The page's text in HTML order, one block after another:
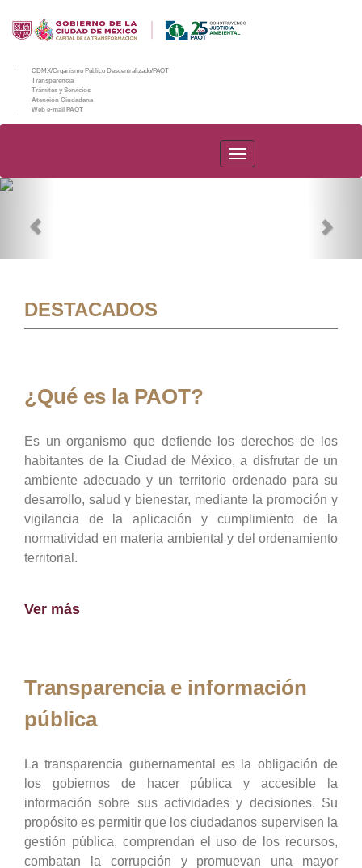
CDMX/Organismo Público Descentralizado/PAOT
Transparencia
Trámites y Servicios
Atención Ciudadana
Web e-mail PAOT
PAOT
DESTACADOS
¿Qué es la PAOT?
Es un organismo que defiende los derechos de los
habitantes de la Ciudad de México, a disfrutar de un
ambiente adecuado y un territorio ordenado para su
desarrollo, salud y bienestar, mediante la promoción y
vigilancia de la aplicación y cumplimiento de la
normatividad en materia ambiental y del ordenamiento
territorial.
Ver más
Transparencia e información
pública
La transparencia gubernamental es la obligación de
los gobiernos de hacer pública y accesible la
información sobre sus actividades y decisiones. Su
propósito es permitir que los ciudadanos supervisen la
gestión pública, comprendan el uso de los recursos,
combatan la corrupción y promuevan una mayor